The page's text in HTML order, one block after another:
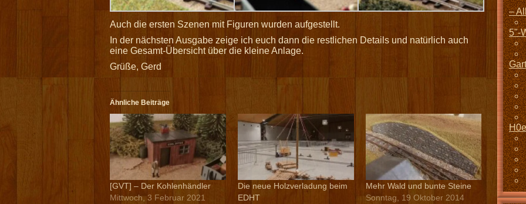
Auch die ersten Szenen mit Figuren wurden aufgestellt.
In der nächsten Ausgabe zeige ich euch dann die restlichen Details und natürlich auch
eine Gesamt-Übersicht über die kleine Anlage.
Grüße, Gerd
Ähnliche Beiträge
[GVT] – Der Kohlenhändler
Mittwoch, 3 Februar 2021
Die neue Holzverladung beim
EDHT
Mehr Wald und bunte Steine
Sonntag, 19 Oktober 2014
–
5"-